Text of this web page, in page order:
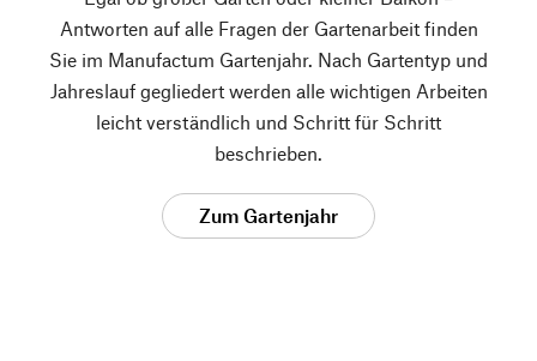
Antworten auf alle Fragen der Gartenarbeit finden
Sie im Manufactum Gartenjahr. Nach Gartentyp und
Jahreslauf gegliedert werden alle wichtigen Arbeiten
leicht verständlich und Schritt für Schritt
beschrieben.
Zum Gartenjahr